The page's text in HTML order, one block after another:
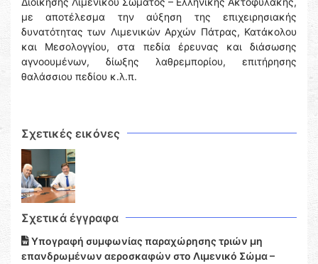
με αποτέλεσμα την αύξηση της επιχειρησιακής
δυνατότητας των Λιμενικών Αρχών Πάτρας, Κατάκολου
και Μεσολογγίου, στα πεδία έρευνας και διάσωσης
αγνοουμένων, δίωξης λαθρεμπορίου, επιτήρησης
θαλάσσιου πεδίου κ.λ.π.
Σχετικές εικόνες
Σχετικά έγγραφα
Υπογραφή συμφωνίας παραχώρησης τριών μη
επανδρωμένων αεροσκαφών στο Λιμενικό Σώμα –